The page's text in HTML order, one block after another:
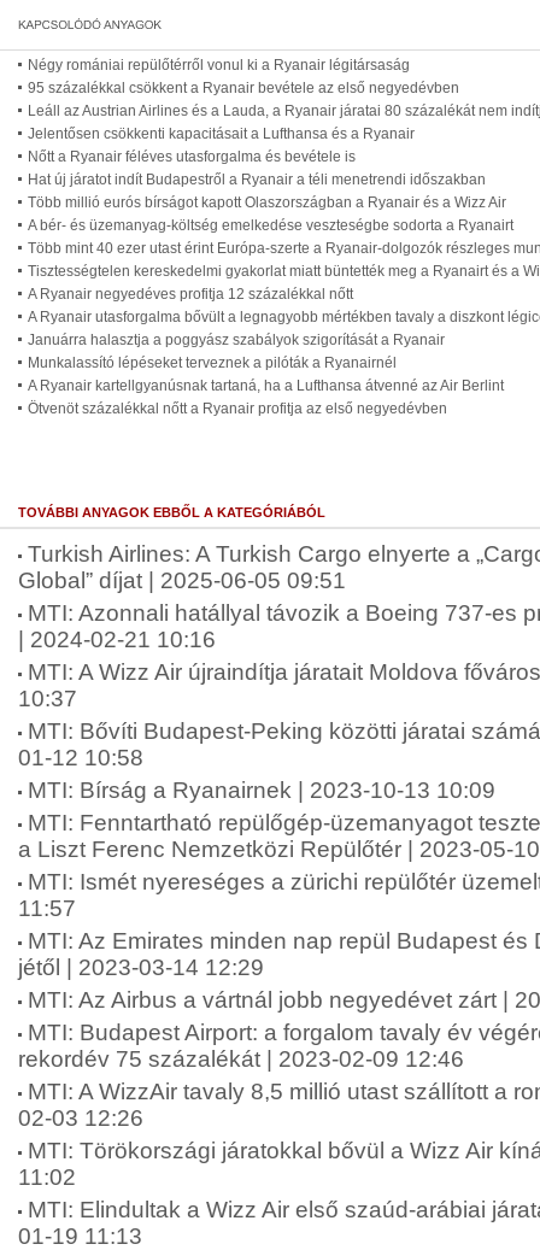
Négy romániai repülőtérről vonul ki a Ryanair légitársaság
95 százalékkal csökkent a Ryanair bevétele az első negyedévben
Leáll az Austrian Airlines és a Lauda, a Ryanair járatai 80 százalékát nem
Jelentősen csökkenti kapacitásait a Lufthansa és a Ryanair
Nőtt a Ryanair féléves utasforgalma és bevétele is
Hat új járatot indít Budapestről a Ryanair a téli menetrendi időszakban
Több millió eurós bírságot kapott Olaszországban a Ryanair és a Wizz Air
A bér- és üzemanyag-költség emelkedése veszteségbe sodorta a Ryanairt
Több mint 40 ezer utast érint Európa-szerte a Ryanair-dolgozók részleges
Tisztességtelen kereskedelmi gyakorlat miatt büntették meg a Ryanairt és a
A Ryanair negyedéves profitja 12 százalékkal nőtt
A Ryanair utasforgalma bővült a legnagyobb mértékben tavaly a diszkont
Januárra halasztja a poggyász szabályok szigorítását a Ryanair
Munkalassító lépéseket terveznek a pilóták a Ryanairnél
A Ryanair kartellgyanúsnak tartaná, ha a Lufthansa átvenné az Air Berlint
Ötvenöt százalékkal nőtt a Ryanair profitja az első negyedévben
TOVÁBBI ANYAGOK EBBŐL A KATEGÓRIÁBÓL
Turkish Airlines: A Turkish Cargo elnyerte a
Global” díjat | 2025-06-05 09:51
MTI: Azonnali hatállyal távozik a Boeing 737-es
| 2024-02-21 10:16
MTI: A Wizz Air újraindítja járatait Moldova
10:37
MTI: Bővíti Budapest-Peking közötti járatai
01-12 10:58
MTI: Bírság a Ryanairnek | 2023-10-13 10:09
MTI: Fenntartható repülőgép-üzemanyagot
a Liszt Ferenc Nemzetközi Repülőtér | 2023-05-
MTI: Ismét nyereséges a zürichi repülőtér
11:57
MTI: Az Emirates minden nap repül Budapest és
jétől | 2023-03-14 12:29
MTI: Az Airbus a vártnál jobb negyedévet zárt |
MTI: Budapest Airport: a forgalom tavaly év
rekordév 75 százalékát | 2023-02-09 12:46
MTI: A WizzAir tavaly 8,5 millió utast szállított a
02-03 12:26
MTI: Törökországi járatokkal bővül a Wizz Air
11:02
MTI: Elindultak a Wizz Air első szaúd-arábiai
01-19 11:13